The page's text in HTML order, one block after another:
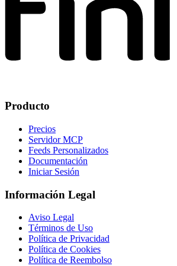
Producto
Precios
Servidor MCP
Feeds Personalizados
Documentación
Iniciar Sesión
Información Legal
Aviso Legal
Términos de Uso
Política de Privacidad
Política de Cookies
Política de Reembolso